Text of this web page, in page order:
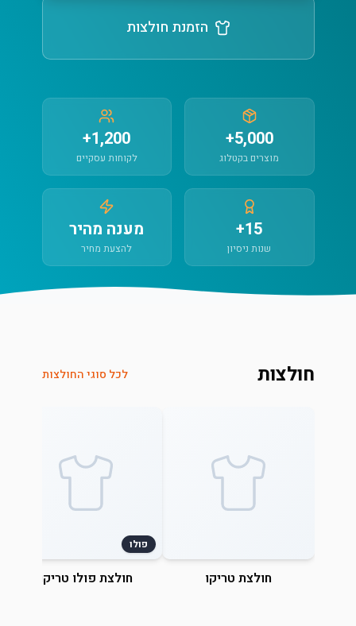
הזמנת חולצות
5,000+
מוצרים בקטלוג
1,200+
לקוחות עסקיים
15+
שנות ניסיון
מענה מהיר
להצעת מחיר
חולצות לכל סוגי החולצות
חולצת טריקו
פולו
חולצת פולו טריקו